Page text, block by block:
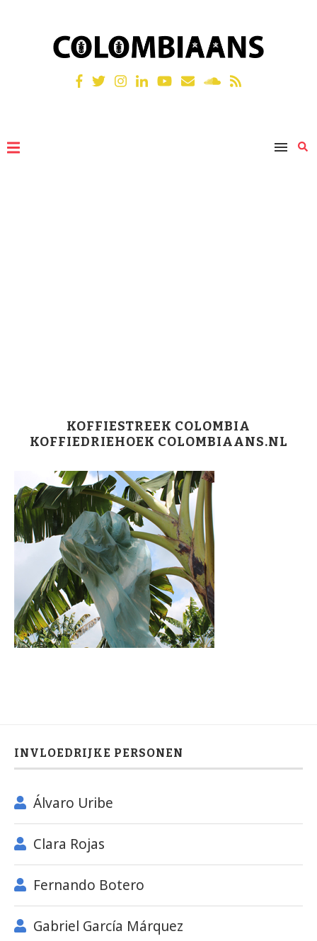
KOFFIESTREEK COLOMBIA
KOFFIEDRIEHOEK COLOMBIAANS.NL
INVLOEDRIJKE PERSONEN
Álvaro Uribe
Clara Rojas
Fernando Botero
Gabriel García Márquez